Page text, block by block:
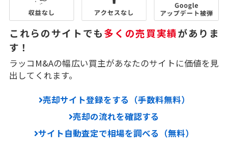
これらのサイトでも多くの売買実績がありま
す！
ラッコM&Aの幅広い買主があなたのサイトに価値を見
出してくれます。
売却サイト登録をする（手数料無料）
売却の流れを確認する
サイト自動査定で相場を調べる（無料）